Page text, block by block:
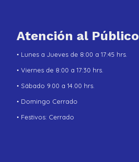
Atención al Público
• Lunes a Jueves de 8:00 a 17:45 hrs.
• Viernes de 8:00 a 17:30 hrs.
• Sábado 9.00 a 14.00 hrs.
• Domingo Cerrado
• Festivos: Cerrado